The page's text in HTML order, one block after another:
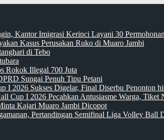
Kantor Imigrasi Kerinci Layani 30
Kasus Perusakan Ruko di Muaro Jambi
di Tebo
Rokok Illegal 700 Juta
Sungai Penuh Tipu Petani
I 2026 Sukses Digelar, Final Diserbu Penonton
Cup I 2026 Pecahkan Antusiasme Warga, Tiket
Kajari Muaro Jambi Dicopot
Pertandingan Semifinal Liga Volley